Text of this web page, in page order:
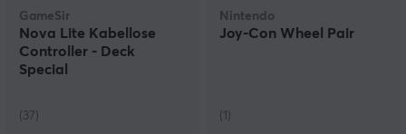
GameSir
Nova Lite Kabellose
Controller - Deck
Special
(37)
Nintendo
Joy-Con Wheel Pair
(1)